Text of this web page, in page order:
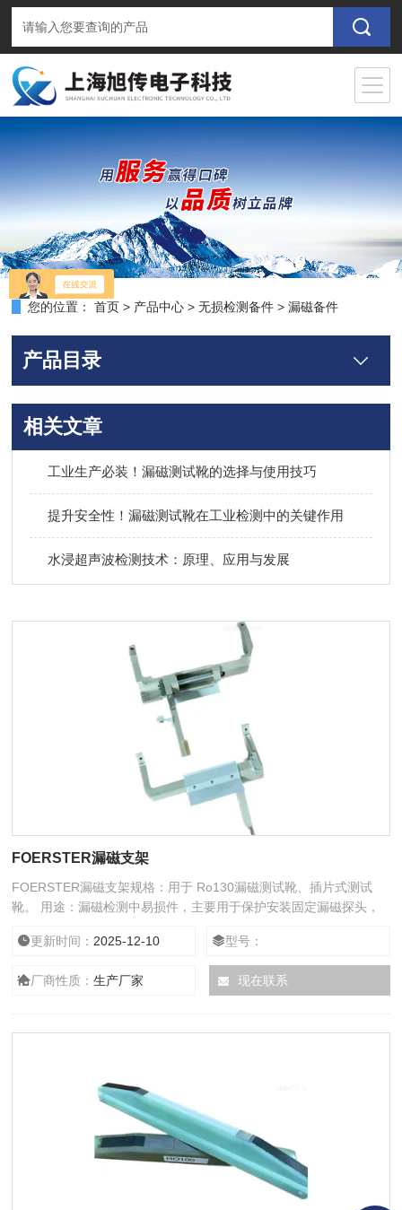
您的位置： 首页 > 产品中心 >无损检测备件 >漏磁备件
产品目录
相关文章
工业生产必装！漏磁测试靴的选择与使用技巧
提升安全性！漏磁测试靴在工业检测中的关键作用
水浸超声波检测技术：原理、应用与发展
FOERSTER漏磁支架
FOERSTER漏磁支架规格：用于 Ro130漏磁测试靴、插片式测试
靴。 用途：漏磁检测中易损件，主要用于保护安装固定漏磁探头，
更新时间： 2025-12-10 型号：
厂商性质：生产厂家 现在联系